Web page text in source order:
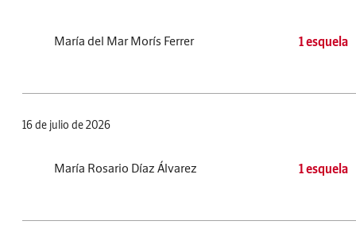
María del Mar Morís Ferrer 1 esquela
16 de julio de 2026
María Rosario Díaz Álvarez 1 esquela